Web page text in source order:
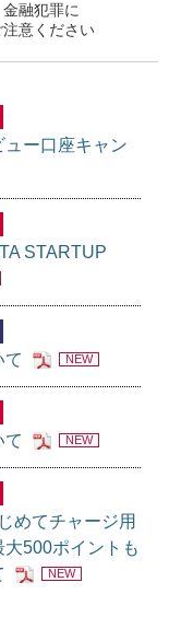
金融犯罪に
注意ください
ュー口座キャン
STARTUP
て NEW
て NEW
めてチャージ用
500ポイントも
NEW